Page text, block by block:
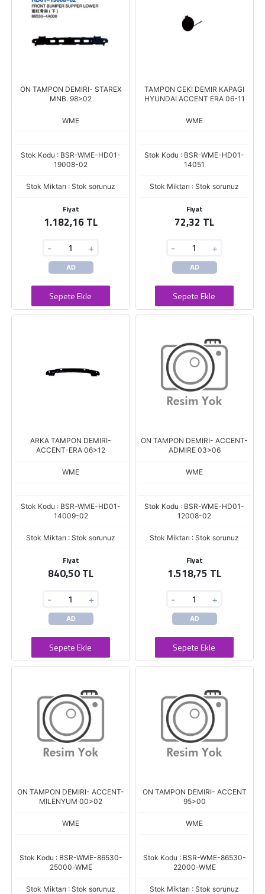
ON TAMPON DEMIRI- STAREX
MNB. 98>02
WME
Stok Kodu : BSR-WME-HD01-
19008-02
Stok Miktarı : Stok sorunuz
Fiyat
1.182,16 TL
- +
AD
Sepete Ekle
TAMPON CEKI DEMIR KAPAGI
HYUNDAI ACCENT ERA 06-11
WME
Stok Kodu : BSR-WME-HD01-
14051
Stok Miktarı : Stok sorunuz
Fiyat
72,32 TL
- +
AD
Sepete Ekle
ARKA TAMPON DEMIRI-
ACCENT-ERA 06>12
WME
Stok Kodu : BSR-WME-HD01-
14009-02
Stok Miktarı : Stok sorunuz
Fiyat
840,50 TL
- +
AD
Sepete Ekle
ON TAMPON DEMIRI- ACCENT-
ADMIRE 03>06
WME
Stok Kodu : BSR-WME-HD01-
12008-02
Stok Miktarı : Stok sorunuz
Fiyat
1.518,75 TL
- +
AD
Sepete Ekle
ON TAMPON DEMIRI- ACCENT-
MILENYUM 00>02
WME
Stok Kodu : BSR-WME-86530-
25000-WME
Stok Miktarı : Stok sorunuz
ON TAMPON DEMIRI- ACCENT
95>00
WME
Stok Kodu : BSR-WME-86530-
22000-WME
Stok Miktarı : Stok sorunuz